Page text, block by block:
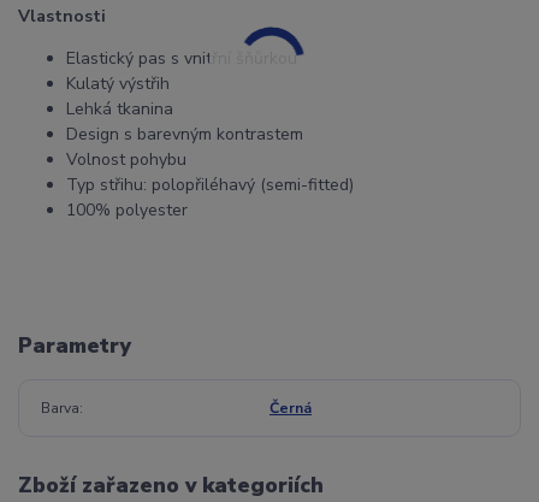
Vlastnosti
Elastický pas s vnitřní šňůrkou
Kulatý výstřih
Lehká tkanina
Design s barevným kontrastem
Volnost pohybu
Typ střihu: polopřiléhavý (semi-fitted)
100% polyester
Parametry
Barva Černá
Zboží zařazeno v kategoriích